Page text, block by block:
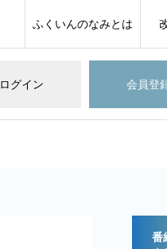
ログイン 会員登
ふくいんのなみとは
番